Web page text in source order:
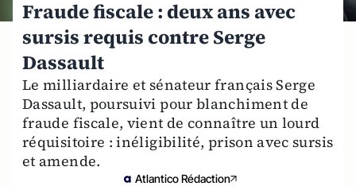
Fraude fiscale : deux ans avec
sursis requis contre Serge
Dassault
Le milliardaire et sénateur français Serge
Dassault, poursuivi pour blanchiment de
fraude fiscale, vient de connaître un lourd
réquisitoire : inéligibilité, prison avec sursis
et amende.
Atlantico Rédaction